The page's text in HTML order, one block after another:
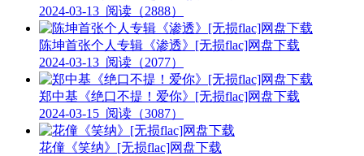
2024-03-13 阅读（2888）
陈坤首张个人专辑《渗透》[无损flac]网盘下载
2024-03-13 阅读（2077）
郑中基《绝口不提！爱你》[无损flac]网盘下载
2024-03-15 阅读（3087）
花僮《笑纳》[无损flac]网盘下载